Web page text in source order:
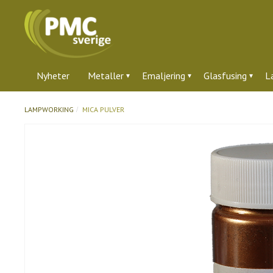
Nyheter Metaller Emaljering Glasfusing
LAMPWORKING MICA PULVER